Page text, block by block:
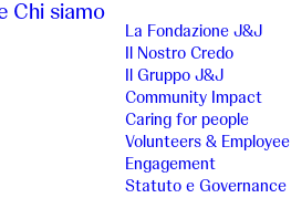
Chi siamo
La Fondazione J&J
Il Nostro Credo
Il Gruppo J&J
Community Impact
Caring for people
Volunteers & Employee
Engagement
Statuto e Governance